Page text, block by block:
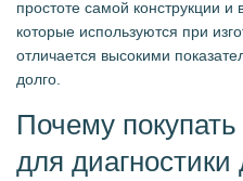
простоте самой конструкции
которые используются при
отличается высокими
долго.
Почему
для